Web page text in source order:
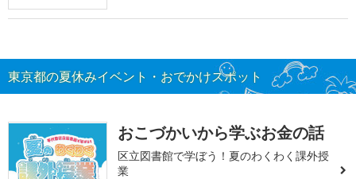
東京都の夏休みイベント・おでかけスポット
おこづかいから学ぶお金の話
区立図書館で学ぼう！夏のわくわく課外授
業